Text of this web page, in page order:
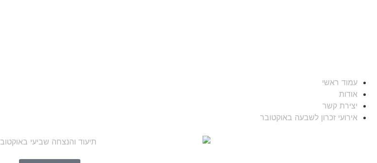
עמוד ראשי
אודות
יצירת קשר
אירועי זכרון לשבעה באוקטובר